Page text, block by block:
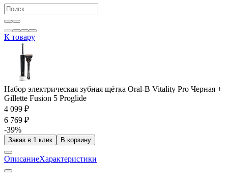
К товару
Набор электрическая зубная щётка Oral-B Vitality Pro Черная +
Gillette Fusion 5 Proglide
4 099 ₽
6 769 ₽
-39%
Заказ в 1 клик В корзину
ОписаниеХарактеристики